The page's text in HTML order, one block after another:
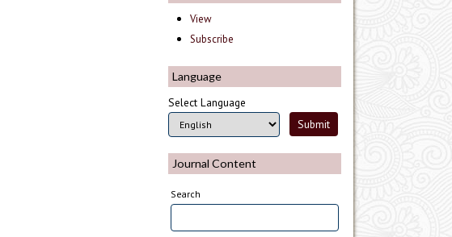
View
Subscribe
Language
Select Language
Journal Content
Search